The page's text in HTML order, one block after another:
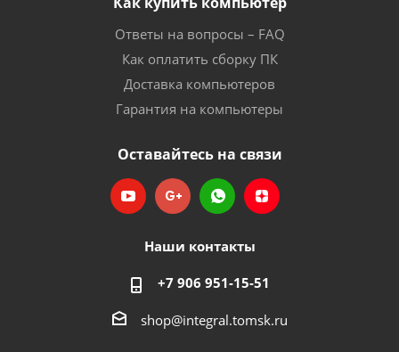
Ответы на вопросы – FAQ
Как оплатить сборку ПК
Доставка компьютеров
Гарантия на компьютеры
Оставайтесь на связи
Наши контакты
+7 906 951-15-51
shop@integral.tomsk.ru